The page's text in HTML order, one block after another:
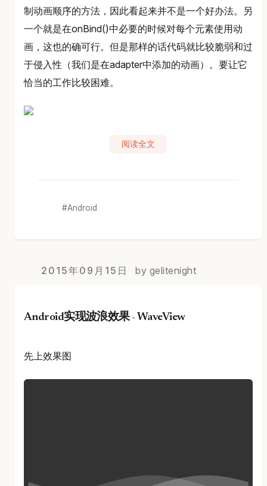
制动画顺序的方法，因此看起来并不是一个好办法。另
一个就是在onBind()中必要的时候对每个元素使用动
画，这也的确可行。但是那样的话代码就比较脆弱和过
于侵入性（我们是在adapter中添加的动画）。要让它
恰当的工作比较困难。
阅读全文
Android
2015年09月15日 by gelitenight
Android实现波浪效果 - WaveView
先上效果图